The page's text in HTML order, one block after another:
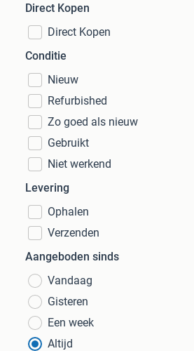
Direct Kopen
Direct Kopen
Conditie
Nieuw
Refurbished
Zo goed als nieuw
Gebruikt
Niet werkend
Levering
Ophalen
Verzenden
Aangeboden sinds
Vandaag
Gisteren
Een week
Altijd